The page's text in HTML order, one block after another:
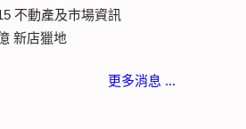
不動產及市場資訊
新店獵地
更多消息 ...